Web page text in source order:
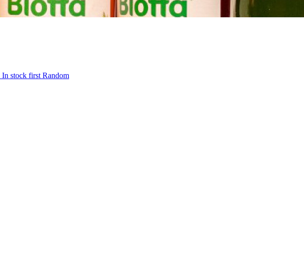
In stock first Random